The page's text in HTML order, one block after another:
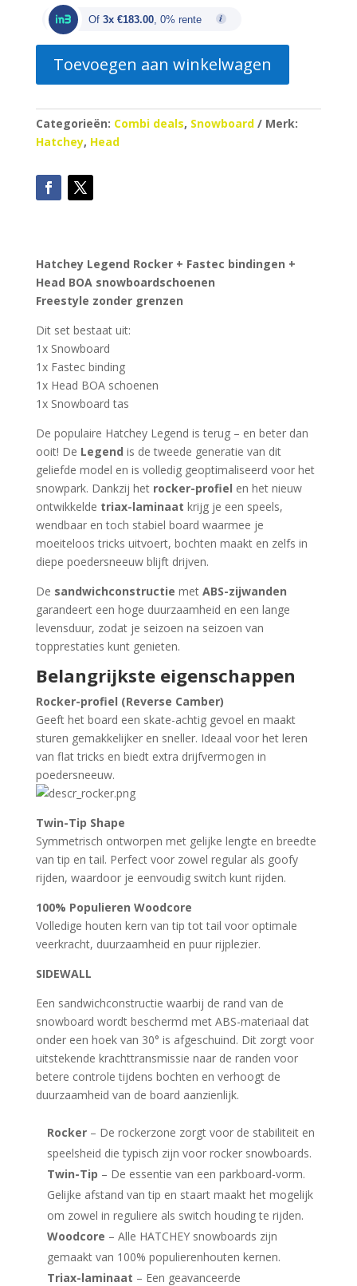
€804.00.€549.00.
Of 3x €183.00, 0% rente
Toevoegen aan winkelwagen
Categorieën: Combi deals, Snowboard
Merk:
Hatchey, Head
Hatchey Legend Rocker + Fastec bindingen +
Head BOA snowboardschoenen
Freestyle zonder grenzen
Dit set bestaat uit:
1x Snowboard
1x Fastec binding
1x Head BOA schoenen
1x Snowboard tas
De populaire Hatchey Legend is terug – en beter dan
ooit! De Legend is de tweede generatie van dit
geliefde model en is volledig geoptimaliseerd voor het
snowpark. Dankzij het rocker-profiel en het nieuw
ontwikkelde triax-laminaat krijg je een speels,
wendbaar en toch stabiel board waarmee je
moeiteloos tricks uitvoert, bochten maakt en zelfs in
diepe poedersneeuw blijft drijven.
De sandwichconstructie met ABS-zijwanden
garandeert een hoge duurzaamheid en een lange
levensduur, zodat je seizoen na seizoen van
topprestaties kunt genieten.
Belangrijkste eigenschappen
Rocker-profiel (Reverse Camber)
Geeft het board een skate-achtig gevoel en maakt
sturen gemakkelijker en sneller. Ideaal voor het leren
van flat tricks en biedt extra drijfvermogen in
poedersneeuw.
Twin-Tip Shape
Symmetrisch ontworpen met gelijke lengte en breedte
van tip en tail. Perfect voor zowel regular als goofy
rijden, waardoor je eenvoudig switch kunt rijden.
100% Populieren Woodcore
Volledige houten kern van tip tot tail voor optimale
veerkracht, duurzaamheid en puur rijplezier.
SIDEWALL
Een sandwichconstructie waarbij de rand van de
snowboard wordt beschermd met ABS-materiaal dat
onder een hoek van 30° is afgeschuind. Dit zorgt voor
uitstekende krachttransmissie naar de randen voor
betere controle tijdens bochten en verhoogt de
duurzaamheid van de board aanzienlijk.
Rocker– De rockerzone zorgt voor de stabiliteit en
speelsheid die typisch zijn voor rocker snowboards.
Twin-Tip – De essentie van een parkboard-vorm.
Gelijke afstand van tip en staart maakt het mogelijk
om zowel in reguliere als switch houding te rijden.
Woodcore – Alle HATCHEY snowboards zijn
gemaakt van 100% populierenhouten kernen.
Triax-laminaat – Een geavanceerde